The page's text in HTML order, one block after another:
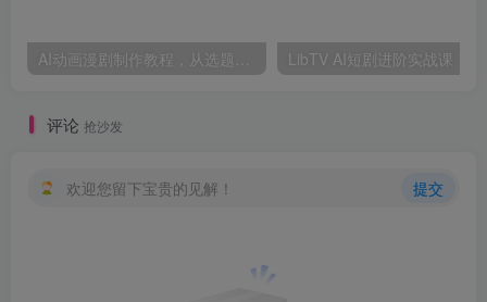
评论 抢沙发
欢迎您留下宝贵的见解！ 提交